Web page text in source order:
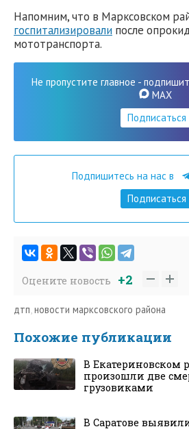
Напомним, что в Марксовском
госпитализировали после
мототранспорта.
Не пропустите главное -
MAX
Подписаться
Подпишитесь на нас в
Подписаться
Оцените новость +2
дтп,новости марксовского района
Похожие публикации
В Екатериновском
произошли две
грузовиками
В Саратове